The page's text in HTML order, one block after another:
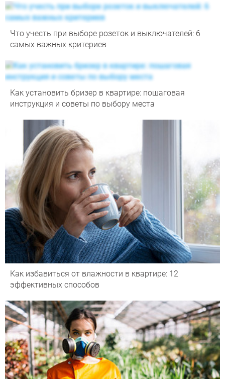
Что учесть при выборе розеток и выключателей: 6
самых важных критериев
Как установить бризер в квартире: пошаговая
инструкция и советы по выбору места
Как избавиться от влажности в квартире: 12
эффективных способов